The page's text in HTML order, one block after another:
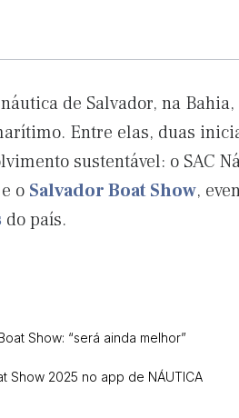
de Salvador, na
Entre elas, duas
sustentável: o SAC
o Salvador Boat Show,
do país.
Show: “será ainda melhor”
Show 2025 no app de NÁUTICA